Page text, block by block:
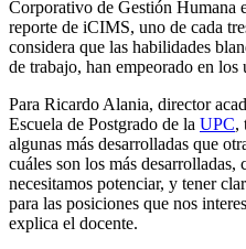
Corporativo de Gestión Humana
reporte de iCIMS, uno de cada
considera que las habilidades
de trabajo, han empeorado en los
Para Ricardo Alania, director
Escuela de Postgrado de la UPC,
algunas más desarrolladas que
cuáles son los más desarrolladas,
necesitamos potenciar, y tener
para las posiciones que nos
explica el docente.